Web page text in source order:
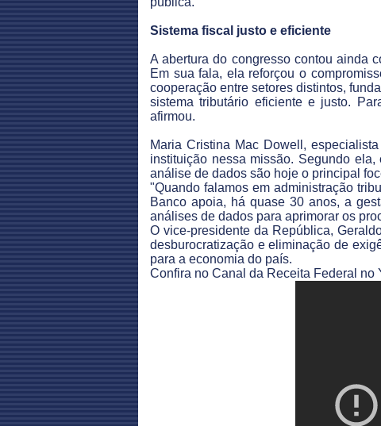
Sistema fiscal justo e eficiente
A abertura do congresso contou ainda
Em sua fala, ela reforçou o
cooperação entre setores distintos,
sistema tributário eficiente e justo.
afirmou.
Maria Cristina Mac Dowell,
instituição nessa missão. Segundo
análise de dados são hoje o principal
"Quando falamos em administração
Banco apoia, há quase 30 anos, a
análises de dados para aprimorar os
O vice-presidente da República,
desburocratização e eliminação de
para a economia do país.
Confira no Canal da Receita Federal no